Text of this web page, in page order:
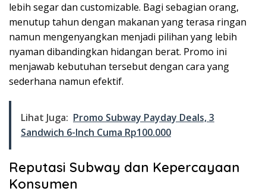
lebih segar dan customizable. Bagi sebagian orang,
menutup tahun dengan makanan yang terasa ringan
namun mengenyangkan menjadi pilihan yang lebih
nyaman dibandingkan hidangan berat. Promo ini
menjawab kebutuhan tersebut dengan cara yang
sederhana namun efektif.
Lihat Juga: Promo Subway Payday Deals, 3
Sandwich 6-Inch Cuma Rp100.000
Reputasi Subway dan Kepercayaan
Konsumen